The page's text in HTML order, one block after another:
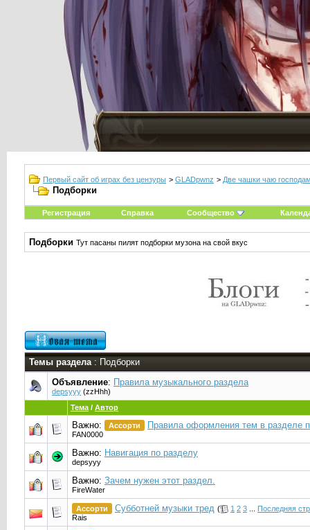
Первый сайт об играх без цензуры > GLADpwnz > Две чашки чаю
Подборки
Регистрация Справка Сообщество
Подборки Тут пасаны пилят подборки музона на свой вкус
Темы раздела: Подборки
Объявление: Правила музыкального раздела
depsyyy(zzHhh)
Тема/ Автор
Важно: Ассорти Правила оформления тем в разделе
FAN0000
Важно: Навигация по разделу
depsyyy
Важно: Зачем нужен этот раздел.
FireWater
Ассорти Субботней музыки тред ( 1 2 3... Последняя
Rais